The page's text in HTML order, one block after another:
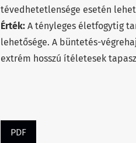
tévedhetetlensége esetén
Érték: A tényleges életfogytig
lehetősége. A büntetés-
extrém hosszú ítéletesek
PDF